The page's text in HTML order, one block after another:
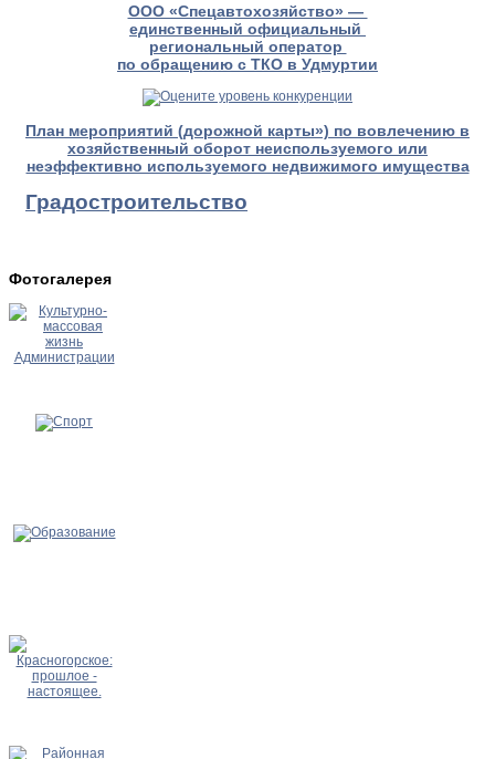
ООО «Спецавтохозяйство» —
единственный официальный
региональный оператор
по обращению с ТКО в Удмуртии
План мероприятий (дорожной карты») по вовлечению в
хозяйственный оборот неиспользуемого или
неэффективно используемого недвижимого имущества
Градостроительство
Фотогалерея